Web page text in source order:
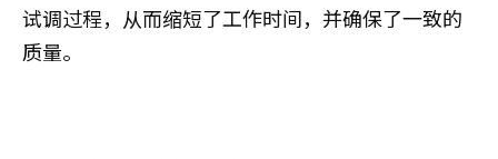
试调过程，从而缩短了工作时间，并确保了一致的
质量。